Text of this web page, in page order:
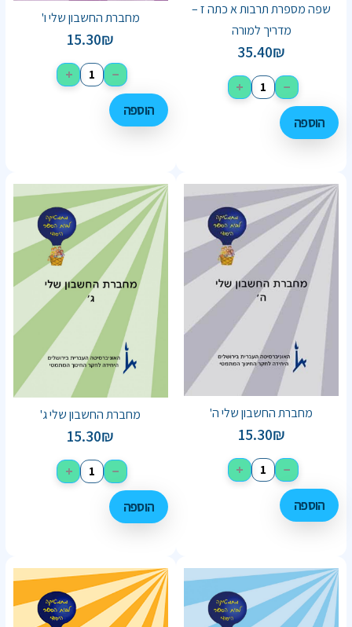
שפה מספרת תרבות א כתה ז –
מדריך למורה
35.40₪
−
+
הוספה
מחברת החשבון שלי ו'
15.30₪
−
+
הוספה
מחברת החשבון שלי ה'
15.30₪
−
+
הוספה
מחברת החשבון שלי ג'
15.30₪
−
+
הוספה